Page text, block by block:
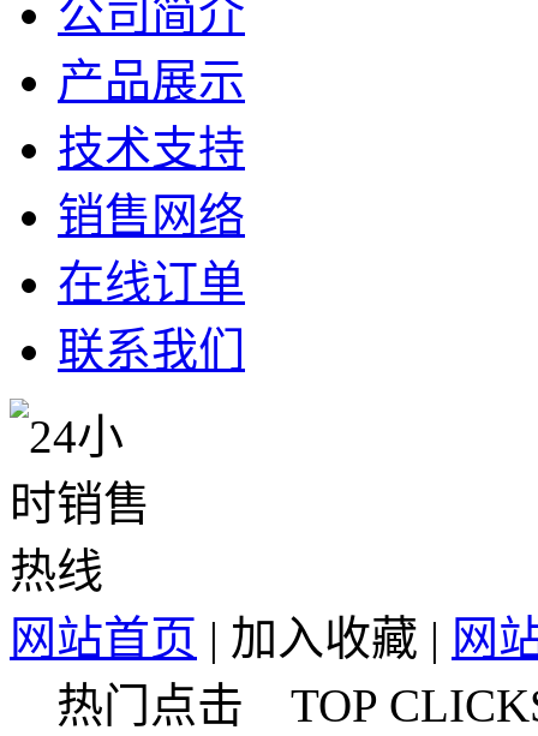
公司简介
产品展示
技术支持
销售网络
在线订单
联系我们
网站首页 | 加入收藏 | 网
热门点击 TOP